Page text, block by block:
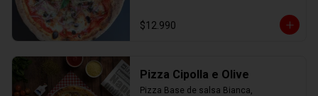
$12.990
Pizza Cipolla e Olive
Pizza Base de salsa Bianca,